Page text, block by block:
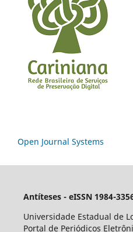
Open Journal Systems
Antíteses - eISSN 1984-
Universidade Estadual de
Portal de Periódicos